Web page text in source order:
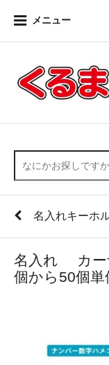
メニュー
名入れキーホ
名入れ カー
個から50個単